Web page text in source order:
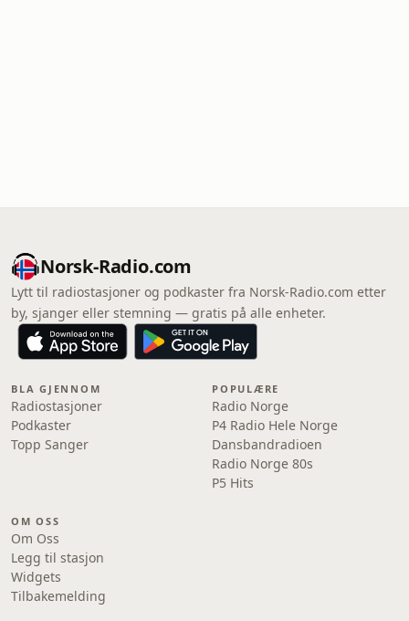
Norsk-Radio.com
Lytt til radiostasjoner og podkaster fra Norsk-Radio.com etter
by, sjanger eller stemning — gratis på alle enheter.
BLA GJENNOM
Radiostasjoner
Podkaster
Topp Sanger
POPULÆRE
Radio Norge
P4 Radio Hele Norge
Dansbandradioen
Radio Norge 80s
P5 Hits
OM OSS
Om Oss
Legg til stasjon
Widgets
Tilbakemelding